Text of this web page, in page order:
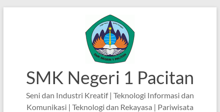
SMK Negeri 1 Pacitan
Seni dan Industri Kreatif | Teknologi Informasi dan
Komunikasi | Teknologi dan Rekayasa | Pariwisata